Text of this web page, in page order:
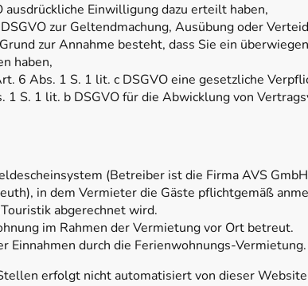
Einwilligung dazu erteilt haben,
zur Geltendmachung, Ausübung oder
zur Annahme besteht, dass Sie ein
haben,
6 Abs. 1 S. 1 lit. c DSGVO eine gesetzliche
1 S. 1 lit. b DSGVO für die Abwicklung von
(Betreiber ist die Firma AVS
in dem Vermieter die Gäste pflichtgemäß
abgerechnet wird.
im Rahmen der Vermietung vor Ort betreut.
Einnahmen durch die Ferienwohnungs-Vermietung.
erfolgt nicht automatisiert von dieser